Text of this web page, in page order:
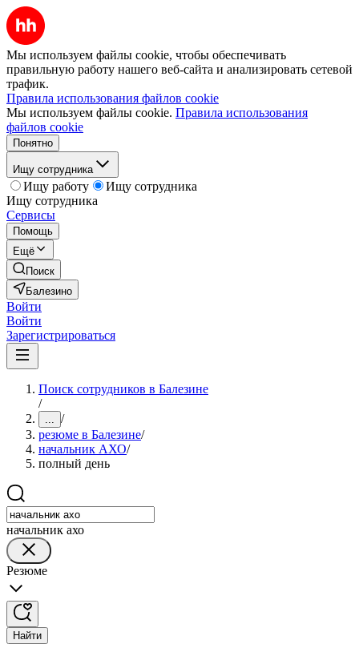
Мы используем файлы cookie, чтобы обеспечивать
правильную работу нашего веб-сайта и анализировать сетевой
трафик.
Правила использования файлов cookie
Мы используем файлы cookie. Правила использования
файлов cookie
Понятно
Ищу сотрудника
Ищу работу
Ищу сотрудника
Ищу сотрудника
Сервисы
Помощь
Ещё
Поиск
Балезино
Войти
Войти
Зарегистрироваться
Поиск сотрудников в Балезине
/
... /
резюме в Балезине/
начальник АХО/
полный день
начальник ахо
Резюме
Найти